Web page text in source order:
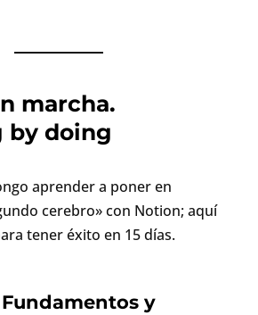
marcha.
by doing
aprender a poner en
cerebro» con Notion; aquí
tener éxito en 15 días.
Fundamentos y